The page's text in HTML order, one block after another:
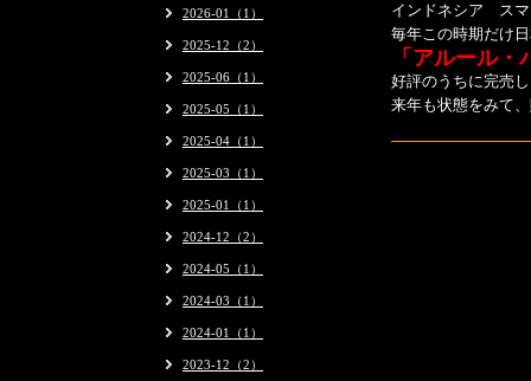
インドネシア ス
毎年この時期だけ
「アルール
好評のうちに完売
来年も状態をみて
2026-01（1）
2025-12（2）
2025-06（1）
2025-05（1）
2025-04（1）
2025-03（1）
2025-01（1）
2024-12（2）
2024-05（1）
2024-03（1）
2024-01（1）
2023-12（2）